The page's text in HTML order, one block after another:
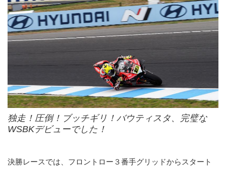
独走！圧倒！ブッチギリ！バウティスタ、完璧な
WSBKデビューでした！
決勝レースでは、フロントロー３番手グリッドからスタート